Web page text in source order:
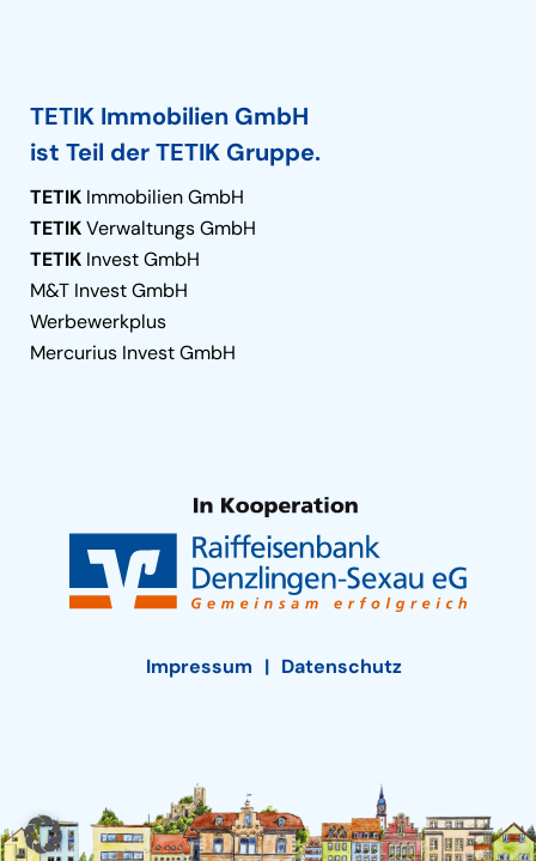
TETIK Immobilien GmbH
ist Teil der TETIK Gruppe.
TETIK Immobilien GmbH
TETIKVerwaltungs GmbH
TETIK Invest GmbH
M&T Invest GmbH
Werbewerkplus
Mercurius Invest GmbH
Impressum Datenschutz